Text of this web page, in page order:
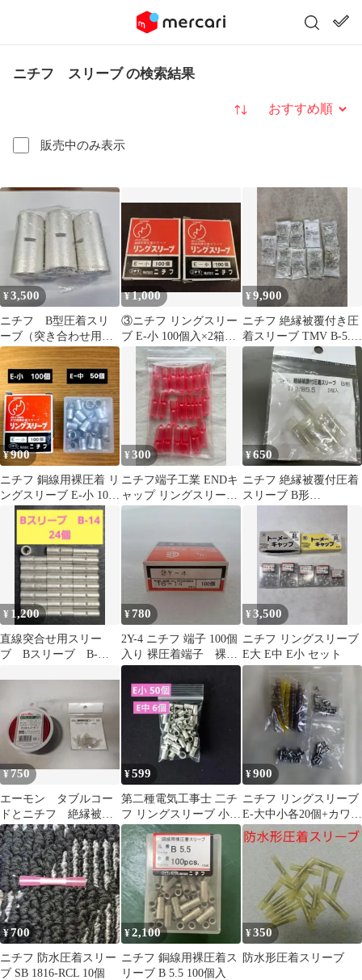
ニチフ スリーブ の検索結果
販売中のみ表示
並び替え
¥3,500
ニチフ B型圧着スリ
ーブ（突き合わせ用）
B-325 3個
¥1,000
③ニチフ リングスリー
ブ E-小 100個入×2箱セ
¥9,900
ニチフ 絶縁被覆付き圧
着スリーブ TMV B-5.5 ￼
9袋= 900個￼
¥900
ニチフ 銅線用裸圧着 リ
ングスリーブ E-小 100
個入 E-中 50個入り
¥300
ニチフ端子工業 ENDキ
ャップ リングスリーブ
用絶縁キャップ 小 赤透
¥650
ニチフ 絶縁被覆付圧着
スリーブ B形
¥ 1,200
直線突合せ用スリー
ブ Bスリーブ B-
¥780
2Y-4 ニチフ 端子 100個
入り 裸圧着端子 裸圧
着スリーブ
¥3,500
ニチフ リングスリーブ
E大 E中 E小 セット
¥750
エーモン タブルコー
ドとニチフ 絶縁被覆
付圧着スリーブ
¥599
第二種電気工事士 二チ
フ リングスリーブ 小50
個 中6個 練習用
¥900
ニチフ リングスリーブ
E-大中小各20個+カワグ
チトーメーキャップセ
ット
¥700
ニチフ 防水圧着スリー
ブ SB 1816-RCL 10個
¥2,100
ニチフ 銅線用裸圧着ス
リーブ B 5.5 100個入
¥350
防水形圧着スリーブ